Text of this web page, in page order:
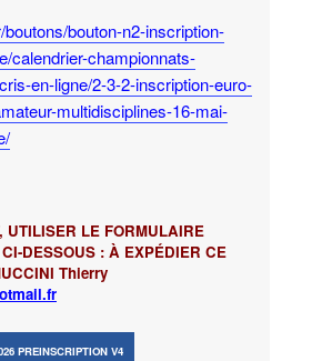
bouton-n2-inscription-
calendrier-championnats-
en-ligne/2-3-2-inscription-euro-
multidisciplines-16-mai-
UTILISER LE FORMULAIRE
DESSOUS : À EXPÉDIER CE
Thierry
PREINSCRIPTION V4